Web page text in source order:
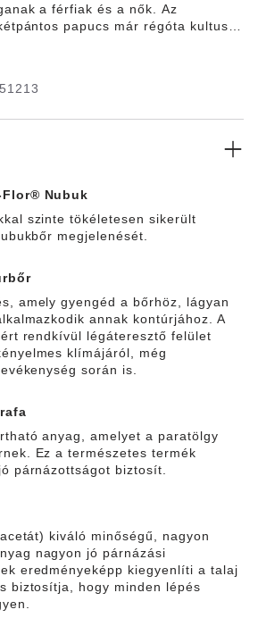
a férfiak és a nők. Az
papucs már régóta kultusz
Birko-Flor® anyagból készült.
Nubuk
szinte tökéletesen sikerült
megjelenését.
amely gyengéd a bőrhöz, lágyan
annak kontúrjához. A
rendkívül légáteresztő felület
klímájáról, még
során is.
anyag, amelyet a paratölgy
Ez a természetes termék
párnázottságot biztosít.
kiváló minőségű, nagyon
nagyon jó párnázási
eredményeképp kiegyenlíti a talaj
biztosítja, hogy minden lépés